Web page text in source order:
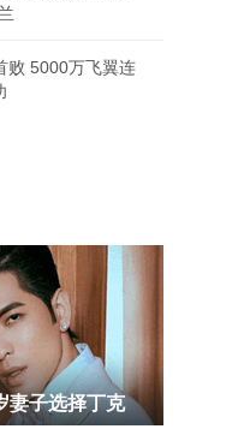
败 5000万飞翼连
妻子选择丁克